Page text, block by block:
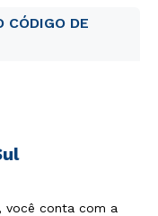
CÓDIGO DE
você conta com a